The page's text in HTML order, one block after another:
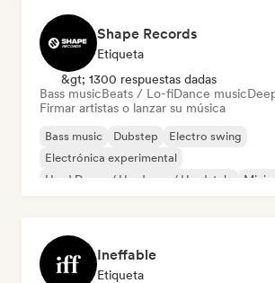
Shape Records
Etiqueta
&gt; 1300 respuestas dadas
Bass musicBeats / Lo-fiDance music
Firmar artistas o lanzar su música
Bass music Dubstep
Electro swing
Electrónica experimental
Hard Dance / Hardcore / Hardstyle
Ineffable
Etiqueta